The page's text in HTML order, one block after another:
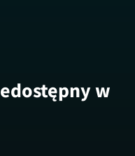
w